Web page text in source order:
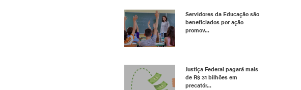
Servidores da Educação são
beneficiados por ação
promov...
Justiça Federal pagará mais
de R$ 31 bilhões em
precatór...